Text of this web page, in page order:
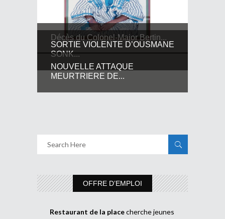
Décès du Colonel-Major Bertin...
SORTIE VIOLENTE D’OUSMANE
SONK...
NOUVELLE ATTAQUE
MEURTRIERE DE...
OFFRE D’EMPLOI
Restaurant de la placecherche jeunes